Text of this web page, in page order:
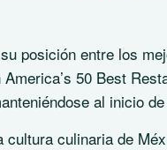
posición entre los
50 Best
al inicio
culinaria de